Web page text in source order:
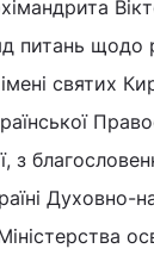
питань щодо
імені святих
з
Духовно-